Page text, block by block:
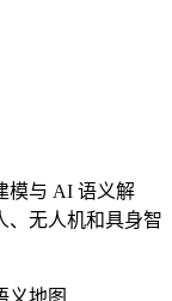
模与 AI 语义解
、无人机和具身智